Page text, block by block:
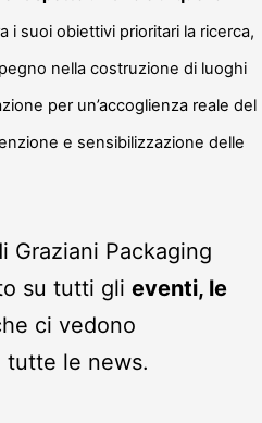
i suoi obiettivi prioritari la ricerca,
nella costruzione di luoghi
per un’accoglienza reale del
e sensibilizzazione delle
Graziani Packaging
su tutti gli eventi, le
ci vedono
tutte le news.